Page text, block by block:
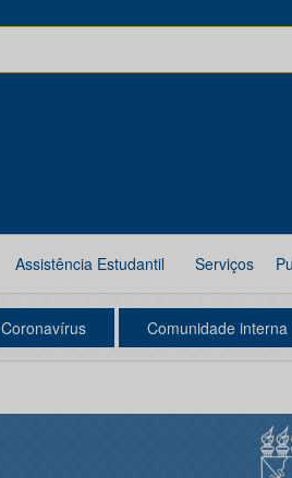
Assistência Estudantil Serviços
Coronavírus Comunidade interna